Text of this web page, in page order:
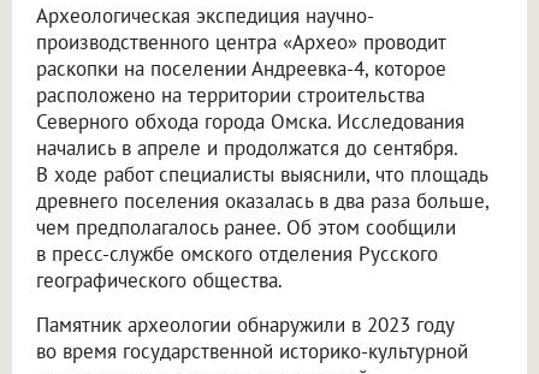
Археологическая экспедиция научно-
производственного центра «Архео» проводит
раскопки на поселении Андреевка-4, которое
расположено на территории строительства
Северного обхода города Омска. Исследования
начались в апреле и продолжатся до сентября.
В ходе работ специалисты выяснили, что площадь
древнего поселения оказалась в два раза больше,
чем предполагалось ранее. Об этом сообщили
в пресс-службе омского отделения Русского
географического общества.
Памятник археологии обнаружили в 2023 году
во время государственной историко-культурной